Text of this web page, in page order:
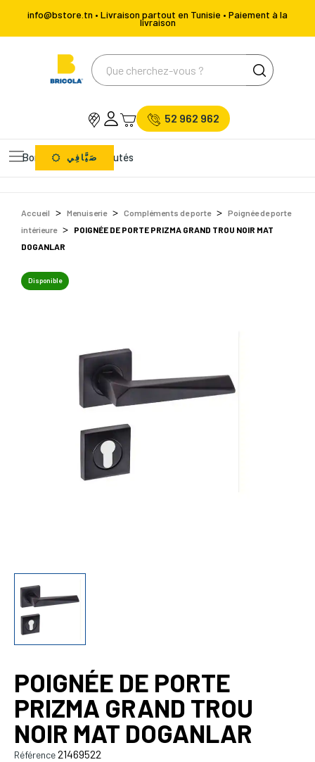
info@bstore.tn • Livraison partout en Tunisie • Paiement à la
livraison
52 962 962
Bons Plans Nouveautés
صَيَّافِي
Accueil Menuiserie Compléments de porte
Poignée de porte
intérieure
POIGNÉE DE PORTE PRIZMA GRAND TROU NOIR MAT
DOGANLAR
Disponible
POIGNÉE DE PORTE
PRIZMA GRAND TROU
NOIR MAT DOGANLAR
Référence21469522